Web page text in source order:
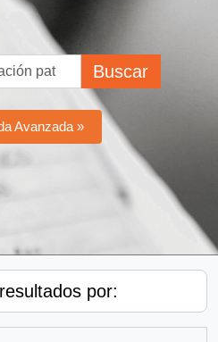
Buscar
Avanzada »
por: